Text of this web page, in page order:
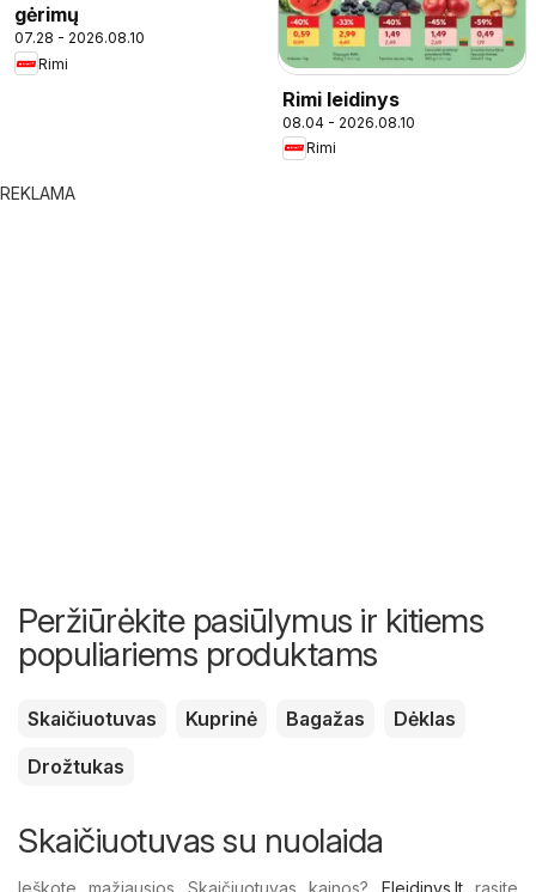
gėrimų
07.28 - 2026.08.10
Rimi
Rimi leidinys
08.04 - 2026.08.10
Rimi
REKLAMA
Peržiūrėkite pasiūlymus ir kitiems
populiariems produktams
Skaičiuotuvas Kuprinė Bagažas
Dėklas
Drožtukas
Skaičiuotuvas su nuolaida
Ieškote mažiausios Skaičiuotuvas kainos? Eleidinys.ltrasite